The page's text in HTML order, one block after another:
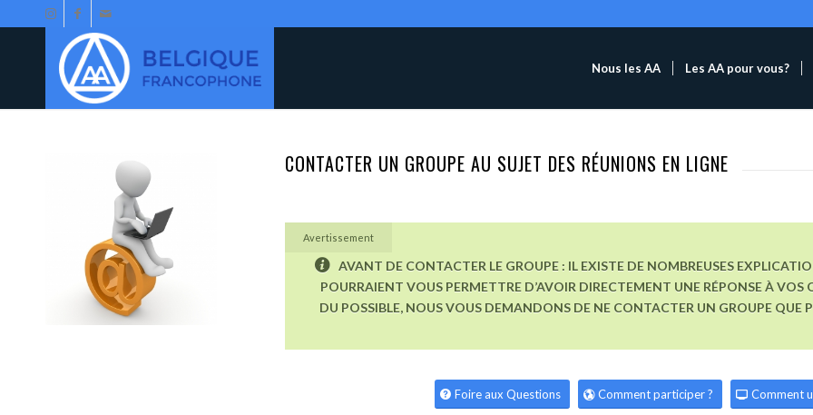
Nous les AA Les AA pour vous?
CONTACTER UN GROUPE AU SUJET DES RÉUNIONS EN LIGNE
Avertissement
AVANT DE CONTACTER LE GROUPE : IL EXISTE DE NOMBREUSES
POURRAIENT VOUS PERMETTRE D’AVOIR DIRECTEMENT UNE RÉPONSE À VOS
DU POSSIBLE, NOUS VOUS DEMANDONS DE NE CONTACTER UN GROUPE QUE
Foire aux Questions Comment participer ? Comment